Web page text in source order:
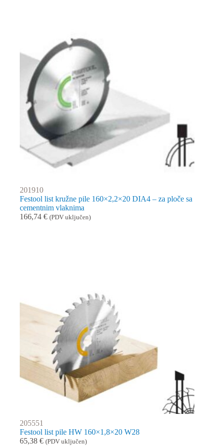
201910
Festool list kružne pile 160×2,2×20 DIA4 – za ploče sa
cementnim vlaknima
166,74 € (PDV uključen)
205551
Festool list pile HW 160×1,8×20 W28
65,38 € (PDV uključen)